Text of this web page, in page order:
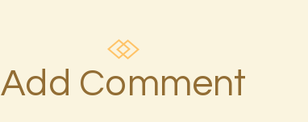
Add Comment